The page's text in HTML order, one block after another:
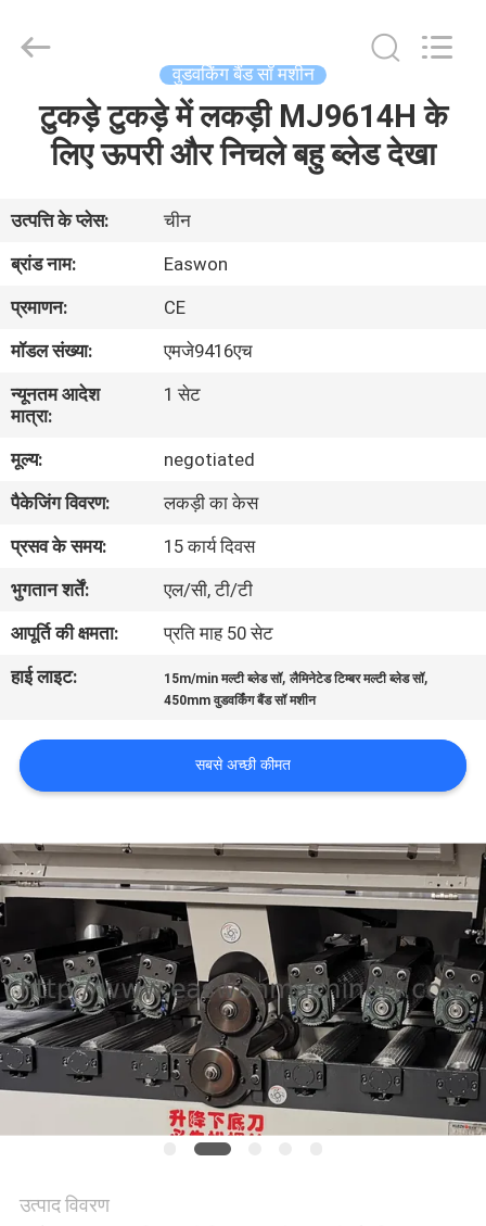
हमारे
बारे
कारखाना
गुणवत्ता
नियंत्रण
संपर्क
करें
एक
उद्धरण
की
विनती
करे
साइटमैप
PRIVACY
POLICY
Export
Reserved.
वुडवर्किंग बैंड सॉ मशीन
टुकड़े टुकड़े में लकड़ी MJ9614H के
लिए ऊपरी और निचले बहु ब्लेड देखा
उत्पत्ति के प्लेस:
चीन
ब्रांड नाम:
Easwon
प्रमाणन:
CE
मॉडल संख्या:
एमजे9416एच
न्यूनतम आदेश
मात्रा:
1 सेट
मूल्य:
negotiated
पैकेजिंग विवरण:
लकड़ी का केस
प्रसव के समय:
15 कार्य दिवस
भुगतान शर्तें:
एल/सी, टी/टी
आपूर्ति की क्षमता:
प्रति माह 50 सेट
हाई लाइट:
15m/min मल्टी ब्लेड सॉ,लैमिनेटेड टिम्बर मल्टी ब्लेड सॉ,
450mm वुडवर्किंग बैंड सॉ मशीन
सबसे अच्छी कीमत
उत्पाद विवरण